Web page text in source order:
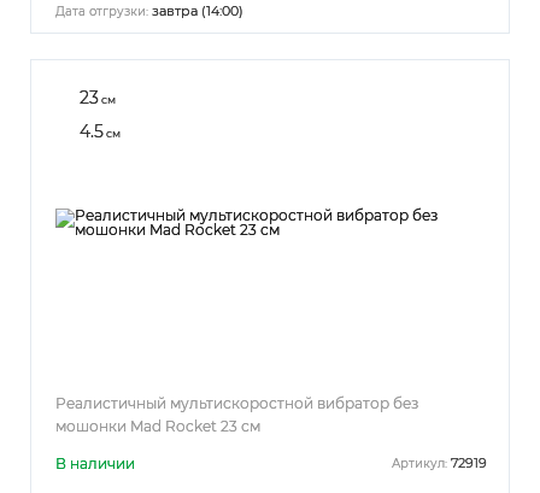
Дата отгрузки: завтра (14:00)
23см
4.5см
Реалистичный мультискоростной вибратор без
мошонки Mad Rocket 23 см
В наличии Артикул: 72919